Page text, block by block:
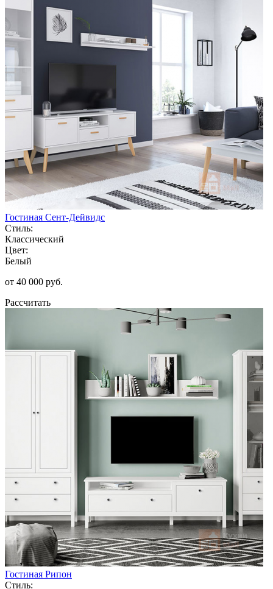
Гостиная Сент-Дейвидс
Стиль:
Классический
Цвет:
Белый
от 40 000 руб.
Рассчитать
Гостиная Рипон
Стиль: